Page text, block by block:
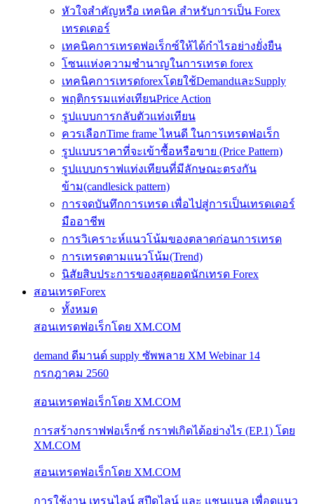
หัวใจสำคัญหรือ เทคนิค สำหรับการเป็น Forex
เทรดเดอร์
เทคนิคการเทรดฟอเร็กซ์ให้ได้กำไรอย่างยั่งยืน
โซนแห่งความชำนาญในการเทรด forex
เทคนิคการเทรดforexโดยใช้DemandและSupply
พฤติกรรมแท่งเทียนPrice Action
รูปแบบการกลับตัวแท่งเทียน
ควรเลือกTime frame ไหนดี ในการเทรดฟอเร็ก
รูปแบบราคาที่จะเข้าซื้อหรือขาย (Price Pattern)
รูปแบบกราฟแท่งเทียนที่มีลักษณะตรงกัน
ข้าม(candlesick pattern)
การจดบันทึกการเทรด เพื่อไปสู่การเป็นเทรดเดอร์
มืออาชีพ
การวิเคราะห์แนวโน้มของตลาดก่อนการเทรด
การเทรดตามแนวโน้ม(Trend)
นิสัยสิบประการของสุดยอดนักเทรด Forex
สอนเทรดForex
ทั้งหมด
สอนเทรดฟอเร็กโดย XM.COM
demand ดีมานด์ supply ซัพพลาย XM Webinar 14
กรกฎาคม 2560
สอนเทรดฟอเร็กโดย XM.COM
การสร้างกราฟฟอเร็กซ์ กราฟเกิดได้อย่างไร (EP.1) โดย
XM.COM
สอนเทรดฟอเร็กโดย XM.COM
การใช้งาน เทรนไลน์ สปีดไลน์ และ แชนแนล เพื่อดูแนว